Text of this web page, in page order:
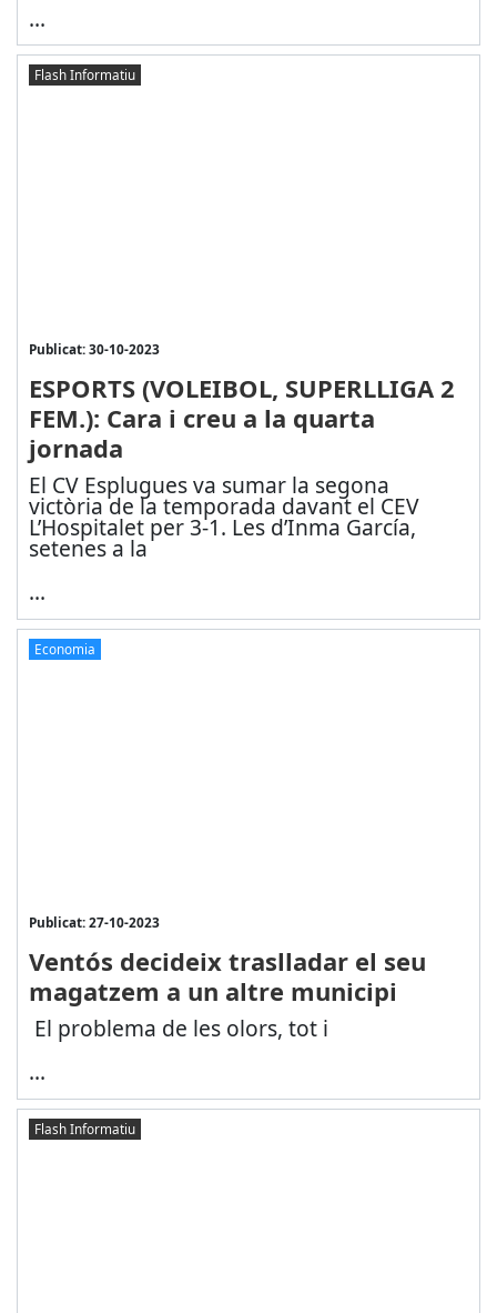
...
Flash Informatiu
Publicat: 30-10-2023
ESPORTS (VOLEIBOL, SUPERLLIGA 2
FEM.): Cara i creu a la quarta
jornada
El CV Esplugues va sumar la segona
victòria de la temporada davant el CEV
L’Hospitalet per 3-1. Les d’Inma García,
setenes a la
...
Economia
Publicat: 27-10-2023
Ventós decideix traslladar el seu
magatzem a un altre municipi
El problema de les olors, tot i
...
Flash Informatiu